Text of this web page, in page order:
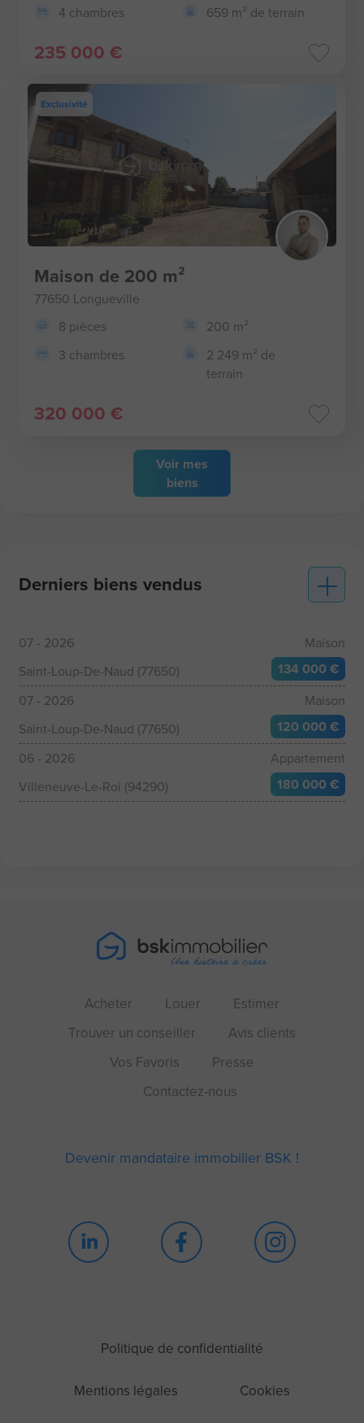
Voir mes
biens
4 chambres
659 m² de terrain
235 000 €
Exclusivité
Maison de 200 m²
77650 Longueville
8 pièces
200 m²
3 chambres
2 249 m² de
terrain
320 000 €
Derniers biens vendus
07 - 2026
Maison
Saint-Loup-De-Naud (77650)
134 000 €
07 - 2026
Maison
Saint-Loup-De-Naud (77650)
120 000 €
06 - 2026
Appartement
Villeneuve-Le-Roi (94290)
180 000 €
Acheter Louer
Estimer
Trouver un conseiller
Avis clients
Vos Favoris
Presse
Contactez-nous
Devenir mandataire immobilier BSK !
Politique de confidentialité
Mentions légales Cookies
Blah blah blah Cookie
Bon ok, ces cookies ne sont ni sucrés, ni